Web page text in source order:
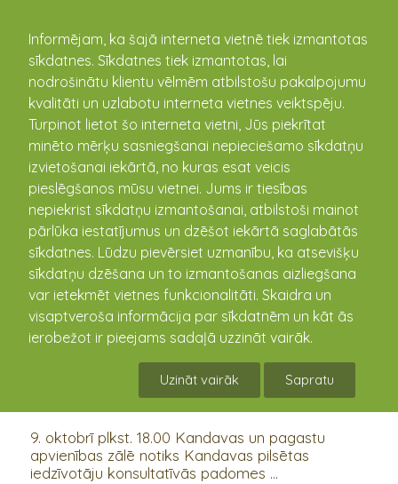
Informējam, ka šajā interneta vietnē tiek izmantotas
sīkdatnes. Sīkdatnes tiek izmantotas, lai
nodrošinātu klientu vēlmēm atbilstošu pakalpojumu
kvalitāti un uzlabotu interneta vietnes veiktspēju.
Turpinot lietot šo interneta vietni, Jūs piekrītat
minēto mērķu sasniegšanai nepieciešamo sīkdatņu
izvietošanai iekārtā, no kuras esat veicis
pieslēgšanos mūsu vietnei. Jums ir tiesības
nepiekrist sīkdatņu izmantošanai, atbilstoši mainot
pārlūka iestatījumus un dzēšot iekārtā saglabātās
sīkdatnes. Lūdzu pievērsiet uzmanību, ka atsevišķu
sīkdatņu dzēšana un to izmantošanas aizliegšana
var ietekmēt vietnes funkcionalitāti. Skaidra un
visaptveroša informācija par sīkdatnēm un kāt ās
ierobežot ir pieejams sadaļā uzzināt vairāk.
Uzināt vairāk Sapratu
kandava.lv
PASĀKUMU
KALENDĀRS
Kandavas pilsētas iedzīvotāju konsultatīvās
9. oktobrī plkst. 18.00 Kandavas un pagastu
apvienības zālē notiks Kandavas pilsētas
iedzīvotāju konsultatīvās padomes ...